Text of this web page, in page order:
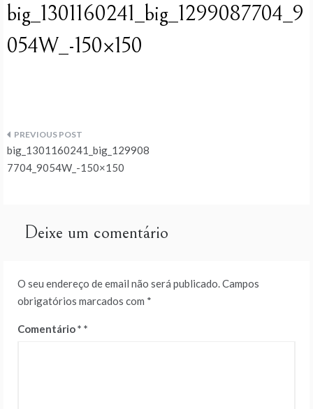
big_1301160241_big_1299087704_9
054W_-150×150
Navegação
de
big_1301160241_big_129908
7704_9054W_-150×150
Deixe um comentário
O seu endereço de email não será publicado.Campos
obrigatórios marcados com *
Comentário*